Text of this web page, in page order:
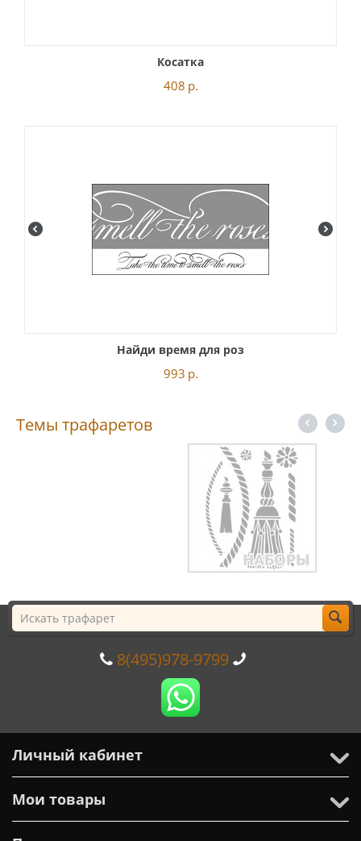
Косатка
408 р.
Найди время для роз
993 р.
Темы трафаретов
8(495)978-9799
Личный кабинет
Мои товары